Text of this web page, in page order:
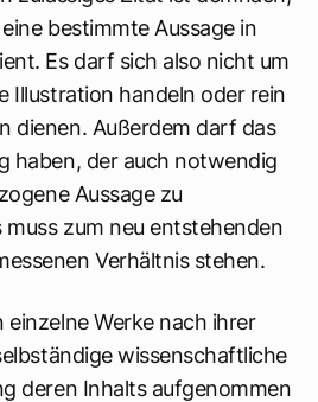
bestimmte Aussage in
Es darf sich also nicht um
Illustration handeln oder rein
dienen. Außerdem darf das
haben, der auch notwendig
Aussage zu
muss zum neu entstehenden
Verhältnis stehen.
Werke nach ihrer
wissenschaftliche
deren Inhalts aufgenommen